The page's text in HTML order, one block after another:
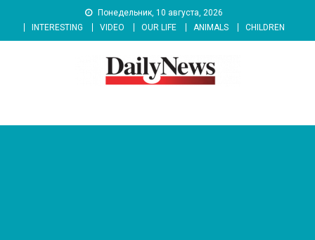
content
Понедельник, 10 августа, 2026
INTERESTING
VIDEO OUR LIFE ANIMALS CHILDREN